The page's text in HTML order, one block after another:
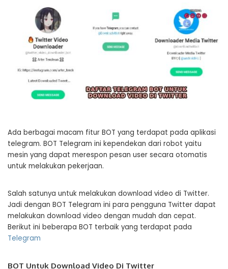
Ada berbagai macam fitur BOT yang terdapat pada aplikasi
telegram. BOT Telegram ini kependekan dari robot yaitu
mesin yang dapat merespon pesan user secara otomatis
untuk melakukan pekerjaan.
Salah satunya untuk melakukan download video di Twitter.
Jadi dengan BOT Telegram ini para pengguna Twitter dapat
melakukan download video dengan mudah dan cepat.
Berikut ini beberapa BOT terbaik yang terdapat pada
Telegram
BOT Untuk Download Video Di Twitter